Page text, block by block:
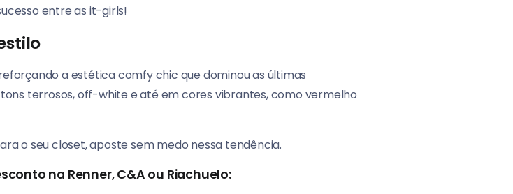
entre as it-girls!
a estética comfy chic que dominou as últimas
terrosos, off-white e até em cores vibrantes, como vermelho
o seu closet, aposte sem medo nessa tendência.
na Renner, C&A ou Riachuelo: